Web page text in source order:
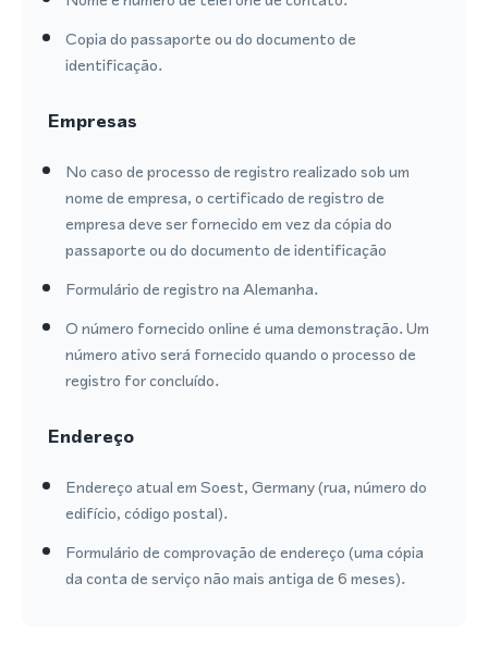
Copia do passaporte ou do documento de
identificação.
Empresas
No caso de processo de registro realizado sob um
nome de empresa, o certificado de registro de
empresa deve ser fornecido em vez da cópia do
passaporte ou do documento de identificação
Formulário de registro na Alemanha.
O número fornecido online é uma demonstração. Um
número ativo será fornecido quando o processo de
registro for concluído.
Endereço
Endereço atual em Soest, Germany (rua, número do
edifício, código postal).
Formulário de comprovação de endereço (uma cópia
da conta de serviço não mais antiga de 6 meses).